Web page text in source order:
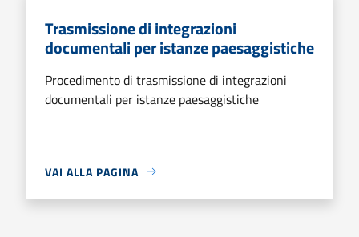
Trasmissione di integrazioni
documentali per istanze paesaggistiche
Procedimento di trasmissione di integrazioni
documentali per istanze paesaggistiche
VAI ALLA PAGINA